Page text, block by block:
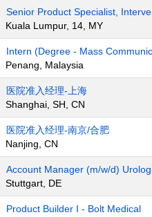
Senior Product Specialist,
Kuala Lumpur, 14, MY
Intern (Degree - Mass
Penang, Malaysia
医院准入经理-上海
Shanghai, SH, CN
医院准入经理-南京/合肥
Nanjing, CN
Account Manager (m/w/d)
Stuttgart, DE
Product Builder I - Bolt Medical